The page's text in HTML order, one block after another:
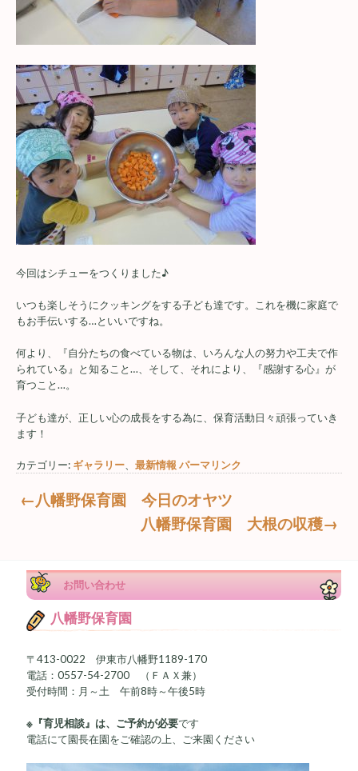
今回はシチューをつくりました♪
いつも楽しそうにクッキングをする子ども達です。これを機に家庭で
もお手伝いする…といいですね。
何より、『自分たちの食べている物は、いろんな人の努力や工夫で作
られている』と知ること…、そして、それにより、『感謝する心』が
育つこと…。
子ども達が、正しい心の成長をする為に、保育活動日々頑張っていき
ます！
カテゴリー: ギャラリー 、最新情報 パーマリンク
←八幡野保育園 今日のオヤツ
八幡野保育園 大根の収穫→
お問い合わせ
八幡野保育園
〒413-0022 伊東市八幡野1189-170
電話：0557-54-2700 （ＦＡＸ兼）
受付時間：月～土 午前8時～午後5時
※『育児相談』は、ご予約が必要です
電話にて園長在園をご確認の上、ご来園ください